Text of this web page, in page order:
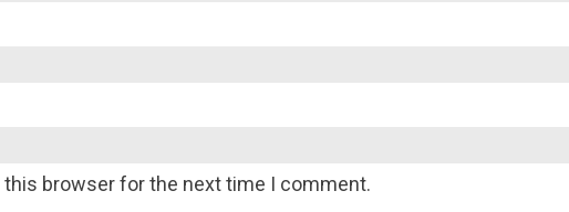
this browser for the next time I comment.